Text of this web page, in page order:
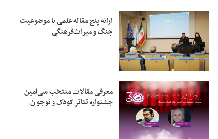
ارائه پنج مقاله علمی با موضوعیت
جنگ و میراث‌فرهنگی
معرفی مقالات منتخب سی‌امین
جشنواره تئاتر کودک و نوجوان